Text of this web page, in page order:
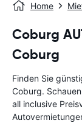
Home
Coburg
Coburg
Finden Sie
Coburg.
all inclusive